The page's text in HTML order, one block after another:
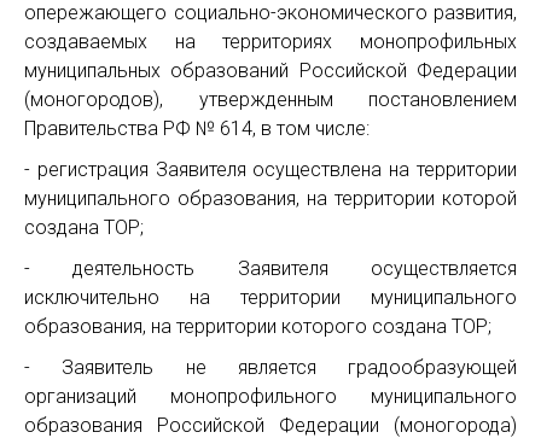
опережающего социально-экономического развития,
создаваемых на территориях монопрофильных
муниципальных образований Российской Федерации
(моногородов), утвержденным постановлением
Правительства РФ № 614, в том числе:
- регистрация Заявителя осуществлена на территории
муниципального образования, на территории которой
создана ТОР;
- деятельность Заявителя осуществляется
исключительно на территории муниципального
образования, на территории которого создана ТОР;
- Заявитель не является градообразующей
организаций монопрофильного муниципального
образования Российской Федерации (моногорода)